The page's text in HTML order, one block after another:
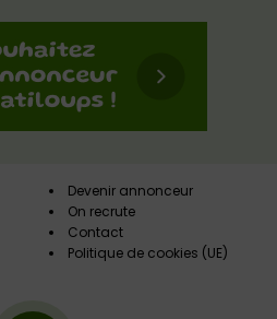
Devenir annonceur
On recrute
Contact
Politique de cookies (UE)